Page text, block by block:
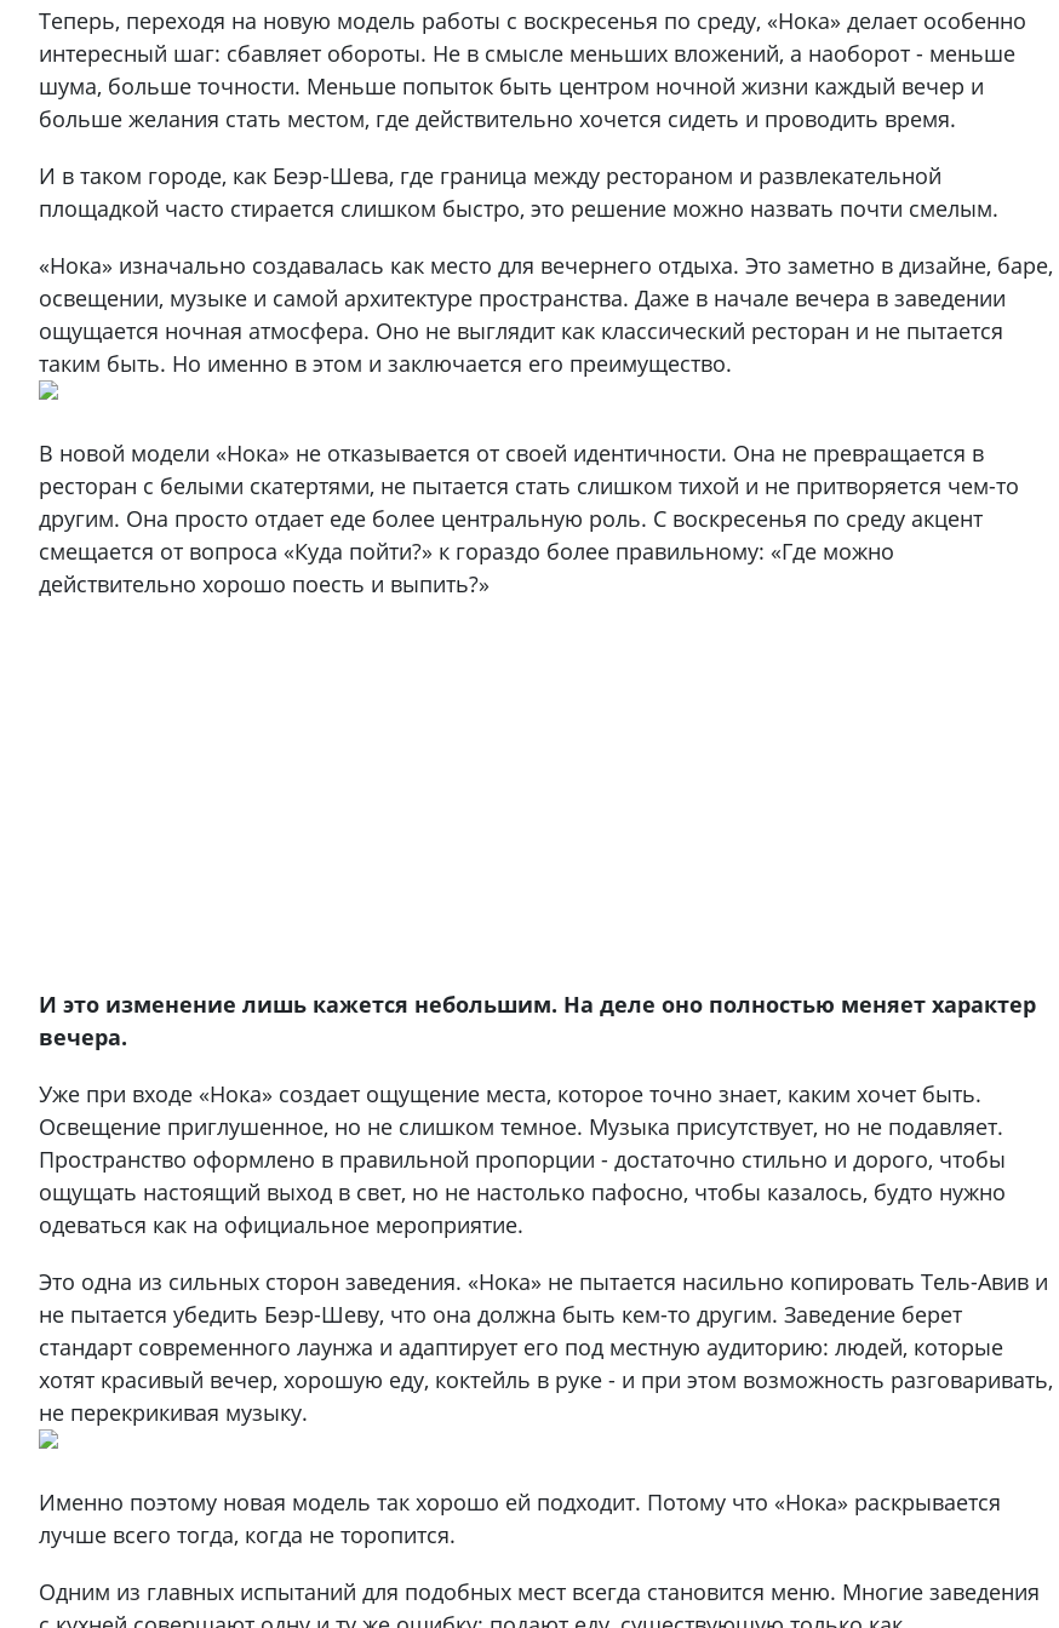
Теперь, переходя на новую модель работы с воскресенья по среду, «Нока» делает особенно
интересный шаг: сбавляет обороты. Не в смысле меньших вложений, а наоборот - меньше
шума, больше точности. Меньше попыток быть центром ночной жизни каждый вечер и
больше желания стать местом, где действительно хочется сидеть и проводить время.
И в таком городе, как Беэр-Шева, где граница между рестораном и развлекательной
площадкой часто стирается слишком быстро, это решение можно назвать почти смелым.
«Нока» изначально создавалась как место для вечернего отдыха. Это заметно в дизайне, баре,
освещении, музыке и самой архитектуре пространства. Даже в начале вечера в заведении
ощущается ночная атмосфера. Оно не выглядит как классический ресторан и не пытается
таким быть. Но именно в этом и заключается его преимущество.
В новой модели «Нока» не отказывается от своей идентичности. Она не превращается в
ресторан с белыми скатертями, не пытается стать слишком тихой и не притворяется чем-то
другим. Она просто отдает еде более центральную роль. С воскресенья по среду акцент
смещается от вопроса «Куда пойти?» к гораздо более правильному: «Где можно
действительно хорошо поесть и выпить?»
И это изменение лишь кажется небольшим. На деле оно полностью меняет характер
вечера.
Уже при входе «Нока» создает ощущение места, которое точно знает, каким хочет быть.
Освещение приглушенное, но не слишком темное. Музыка присутствует, но не подавляет.
Пространство оформлено в правильной пропорции - достаточно стильно и дорого, чтобы
ощущать настоящий выход в свет, но не настолько пафосно, чтобы казалось, будто нужно
одеваться как на официальное мероприятие.
Это одна из сильных сторон заведения. «Нока» не пытается насильно копировать Тель-Авив и
не пытается убедить Беэр-Шеву, что она должна быть кем-то другим. Заведение берет
стандарт современного лаунжа и адаптирует его под местную аудиторию: людей, которые
хотят красивый вечер, хорошую еду, коктейль в руке - и при этом возможность разговаривать,
не перекрикивая музыку.
Именно поэтому новая модель так хорошо ей подходит. Потому что «Нока» раскрывается
лучше всего тогда, когда не торопится.
Одним из главных испытаний для подобных мест всегда становится меню. Многие заведения